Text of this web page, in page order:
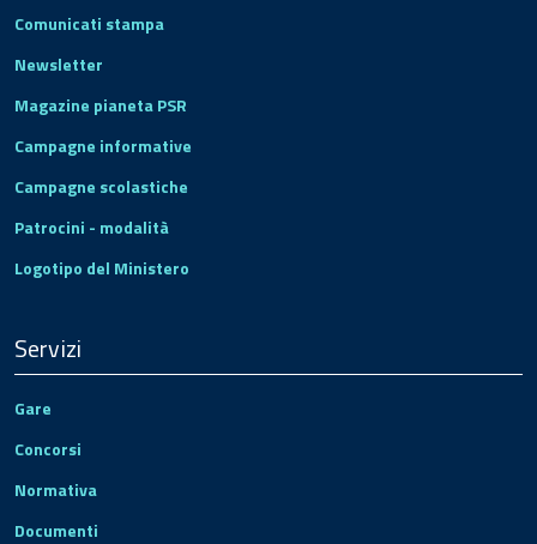
Comunicati stampa
Newsletter
Magazine pianeta PSR
Campagne informative
Campagne scolastiche
Patrocini - modalità
Logotipo del Ministero
Servizi
Gare
Concorsi
Normativa
Documenti